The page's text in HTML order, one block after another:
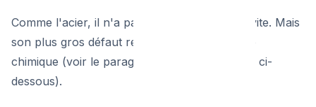
Comme l'acier, il n'a pas d'inertie et refroidit vite. Mais
son plus gros défaut réside dans sa sensibilité
chimique (voir le paragraphe sur la corrosion ci-
dessous).